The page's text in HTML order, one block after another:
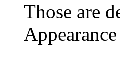
Those are